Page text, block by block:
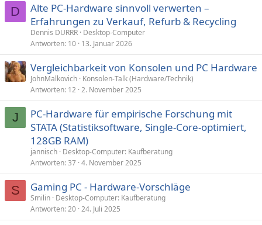
D
Alte PC-Hardware sinnvoll verwerten –
Erfahrungen zu Verkauf, Refurb & Recycling
Dennis DURRR Desktop-Computer
Antworten 10 13. Januar 2026
Vergleichbarkeit von Konsolen und PC Hardware
JohnMalkovich Konsolen-Talk (Hardware/Technik)
Antworten 12 2. November 2025
J
PC-Hardware für empirische Forschung mit
STATA (Statistiksoftware, Single-Core-optimiert,
128GB RAM)
jannisch Desktop-Computer: Kaufberatung
Antworten 37 4. November 2025
S Gaming PC - Hardware-Vorschläge
Smilin Desktop-Computer: Kaufberatung
Antworten 20 24. Juli 2025